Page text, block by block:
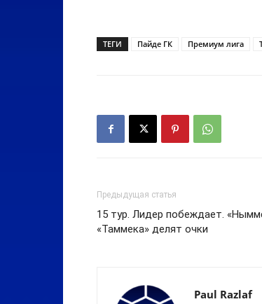
ТЕГИ Пайде ГК Премиум лига
Предыдущая статья
15 тур. Лидер побеждает.
«Таммека» делят очки
Paul Razlaf